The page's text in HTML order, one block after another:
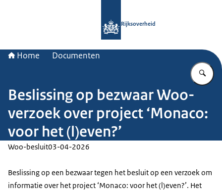
Rijksoverheid
Home Documenten
Beslissing op bezwaar Woo-
verzoek over project ‘Monaco:
voor het (l)even?’
Woo-besluit03-04-2026
Beslissing op een bezwaar tegen het besluit op een verzoek om
informatie over het project ‘Monaco: voor het (l)even?’. Het